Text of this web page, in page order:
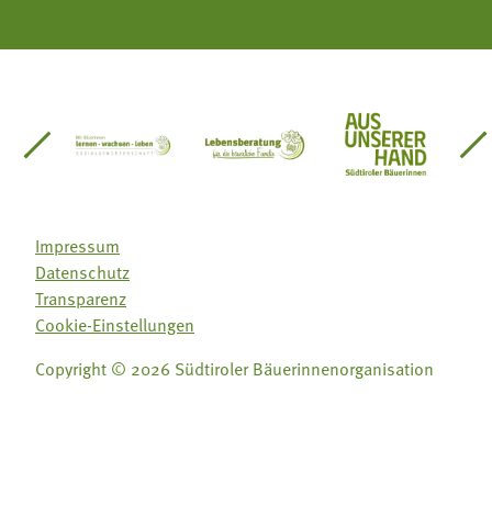
Südtirol
Gärtnervereinigung
Sozialgenossenschaft Mit Bäuerinnen lernen -
Lebensberatung für dieAus unserer
Impressum
Datenschutz
Transparenz
Cookie-Einstellungen
Copyright © 2026 Südtiroler Bäuerinnenorganisation